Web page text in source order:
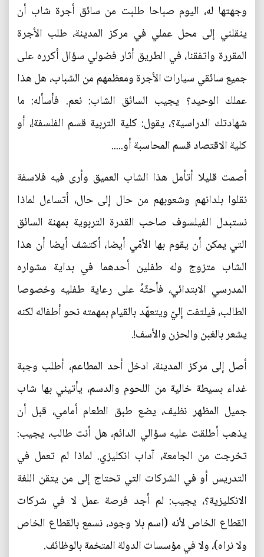
وجهتها له، اليوم صباحا طلبت من سائق أجرة شاب أن
ينقلني إلى محل عملي في مركز المدينة، طلب الأجرة
المقررة واتفقنا، في الطريق أثار فضولي سؤال أكرره على
جميع سائقي سيارات الأجرة ومعظمهم من الشباب، هل هذا
عملك الوحيد؟ يجيب السائق الشاب: نعم. فأسأله: ما
شهادتك الدراسية؟، يقول: كلية التربية قسم الفلسفة!، أو
كلية الاقتصاد قسم المحاسبة أو.....
أصمت قليلا أتأمل هذا الشاب العميق وأرى فيه فلاسفة
نقلوا بلدانهم وشعوبهم من حال إلى حال، أتساءل لماذا
نستبدل الفيلسوف صاحب القدرة التربوية بمهنة السائق
التي يمكن أن يقوم بها الأمّي أيضا، أكتشف أيضا أن هذا
الشاب متزوج وله طفلين أحدهما في بداية مشواره
المدرسي الابتدائي، فأحثّهُ على رعاية طفليه وخصوصا
الطالب، فيلتفت إليّ ويتعهّد بالقيام بمهمته نحو أطفاله لكنه
يشعر بالغبن والحزن والأسف!.
أصل إلى مركز المدينة، ادخل أحد المطاعم، أطلب وجبة
غداء بسيطة خالية من اللحوم والدسم، يأتيني بها شاب
جميل المظهر نظيف، يضع طبق الطعام أمامي، قبل أن
يذهب أطلقت عليه سؤالي الدائم، هل أنت طالب، يجيب:
تخرجت من الجامعة، آداب انكليزي. لماذا لم تعمل في
التدريس أو في الشركات التي تحتاج إلى من يتقن اللغة
الانكليزية؟، يجيب: لم أجد فرصة عمل لا في شركات
القطاع الخاص لأنه (اسم بلا وجود، نسمع بالقطاع الخاص
ولا نراه)، ولا في مؤسسات الدولة المتخمة بالوظائف.